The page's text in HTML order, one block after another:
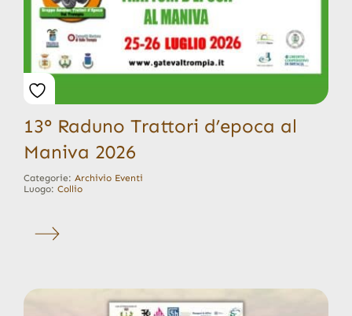
13° Raduno Trattori d’epoca al
Maniva 2026
Categorie: Archivio Eventi
Luogo: Collio